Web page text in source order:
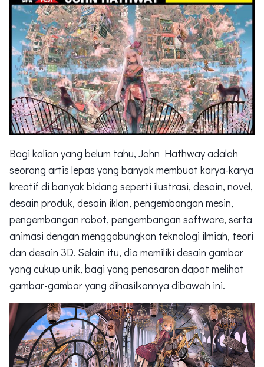
Bagi kalian yang belum tahu, John Hathway adalah
seorang artis lepas yang banyak membuat karya-karya
kreatif di banyak bidang seperti ilustrasi, desain, novel,
desain produk, desain iklan, pengembangan mesin,
pengembangan robot, pengembangan software, serta
animasi dengan menggabungkan teknologi ilmiah, teori
dan desain 3D. Selain itu, dia memiliki desain gambar
yang cukup unik, bagi yang penasaran dapat melihat
gambar-gambar yang dihasilkannya dibawah ini.